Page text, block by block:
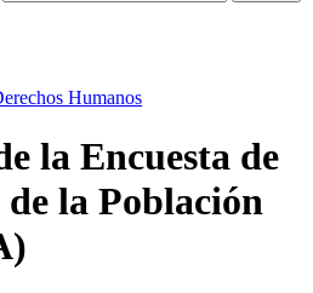
Humanos
la Encuesta de
la Población